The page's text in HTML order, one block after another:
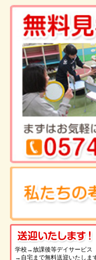
学校→放課後等デイサービス
→自宅まで無料送迎いたしま